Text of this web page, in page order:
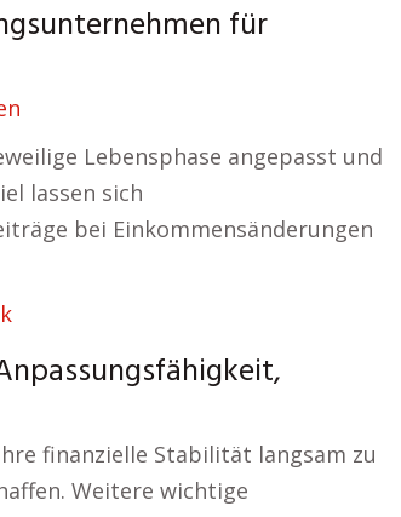
für
Lebensphase angepasst und
lassen sich
bei Einkommensänderungen
finanzielle Stabilität langsam zu
Weitere wichtige